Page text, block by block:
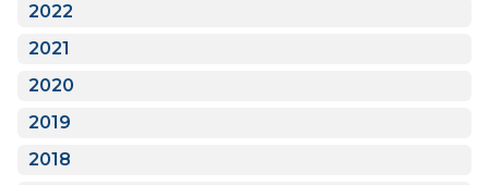
2022
2021
2020
2019
2018